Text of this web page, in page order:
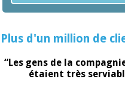
Plus d'un million de
“Les gens de la
étaient très